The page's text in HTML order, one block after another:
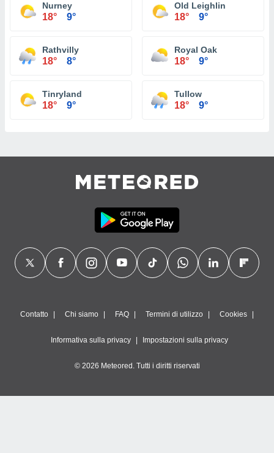
Nurney
18° 9°
Old Leighlin
18° 9°
Rathvilly
18° 8°
Royal Oak
18° 9°
Tinryland
18° 9°
Tullow
18° 9°
Contatto Chi siamo FAQ Termini di utilizzo Cookies
Informativa sulla privacy Impostazioni sulla privacy
© 2026 Meteored. Tutti i diritti riservati